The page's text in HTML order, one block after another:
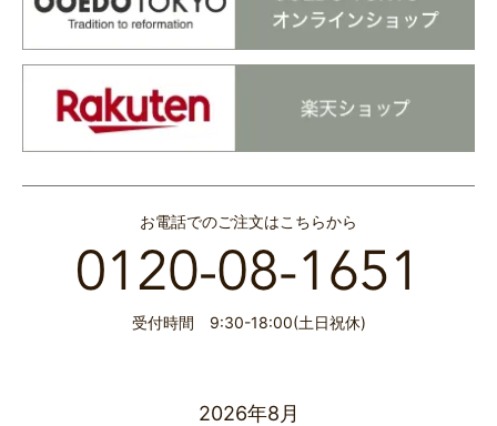
お電話でのご注文はこちらから
受付時間 9:30-18:00(土日祝休)
2026年8月